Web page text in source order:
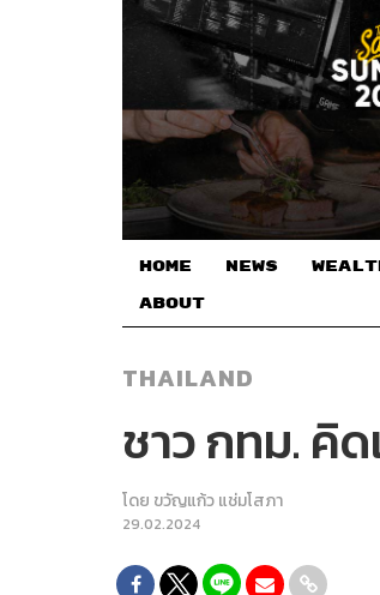
HOME NEWS
ABOUT
THAILAND
ชาว กทม. คิ
โดย ขวัญแก้ว แช่มโสภา
29.02.2024